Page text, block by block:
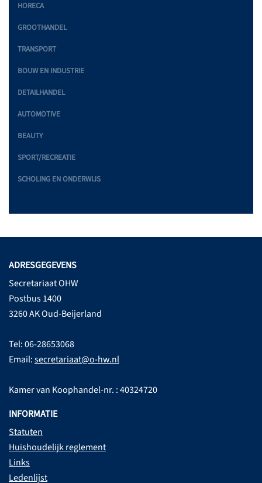
HORECA
GROOTHANDEL
TRANSPORT
BOUW EN INDUSTRIE
DETAILHANDEL
AUTOMOTIVE
BEAUTY
SPORT/RECREATIE
SCHOLING EN ONDERWIJS
ADRESGEGEVENS
Secretariaat OHW
Postbus 1400
3260 AK Oud-Beijerland
Tel: 06-28653068
Email:secretariaat@o-hw.nl
Kamer van Koophandel-nr. : 40324720
INFORMATIE
Statuten
Huishoudelijk reglement
Links
Ledenlijst